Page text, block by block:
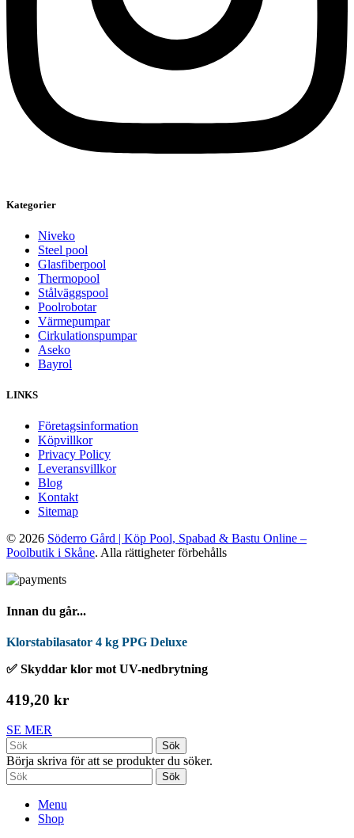
Kategorier
Niveko
Steel pool
Glasfiberpool
Thermopool
Stålväggspool
Poolrobotar
Värmepumpar
Cirkulationspumpar
Aseko
Bayrol
LINKS
Företagsinformation
Köpvillkor
Privacy Policy
Leveransvillkor
Blog
Kontakt
Sitemap
© 2026 Söderro Gård | Köp Pool, Spabad & Bastu Online –
Poolbutik i Skåne. Alla rättigheter förbehålls
Innan du går...
Klorstabilasator 4 kg PPG Deluxe
✅ Skyddar klor mot UV-nedbrytning
419,20 kr
SE MER
Sök
Börja skriva för att se produkter du söker.
Sök
Menu
Shop